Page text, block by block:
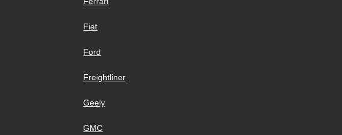
Fiat
Ford
Freightliner
Geely
GMC